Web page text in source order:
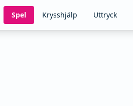
Spel Krysshjälp Uttryck